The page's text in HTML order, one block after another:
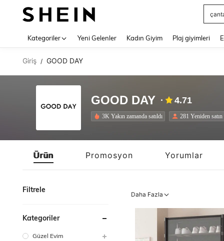
Kategoriler Yeni Gelenler Kadın Giyim Plaj giyimleri
Giriş / GOOD DAY
GOOD DAY 4.71
3K Yakın zamanda satıldı 281 Yeniden satın
Ürün Promosyon Yorumlar
Filtrele
Kategoriler
Güzel Evim
Daha Fazla